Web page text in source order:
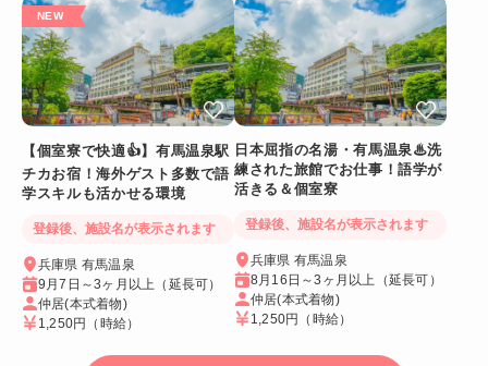
【個室寮で快適👍】有馬温泉駅
チカお宿！海外ゲスト多数で語
学スキルも活かせる環境
登録後、施設名が表示されます
兵庫県 有馬温泉
9月7日～3ヶ月以上（延長可）
仲居(本式着物)
1,250円 （時給）
日本屈指の名湯・有馬温泉♨洗
練された旅館でお仕事！語学が
活きる＆個室寮
登録後、施設名が表示されます
兵庫県 有馬温泉
8月16日～3ヶ月以上（延長可）
仲居(本式着物)
1,250円 （時給）